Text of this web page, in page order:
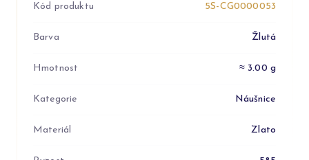
Kód produktu 5S-CG0000053
Barva Žlutá
Hmotnost ≈ 3.00 g
Kategorie Náušnice
Materiál Zlato